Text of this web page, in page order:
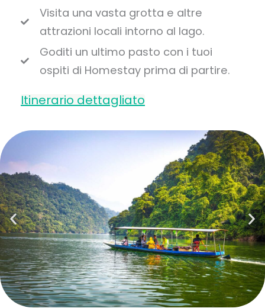
Visita una vasta grotta e altre
attrazioni locali intorno al lago.
Goditi un ultimo pasto con i tuoi
ospiti di Homestay prima di partire.
Itinerario dettagliato